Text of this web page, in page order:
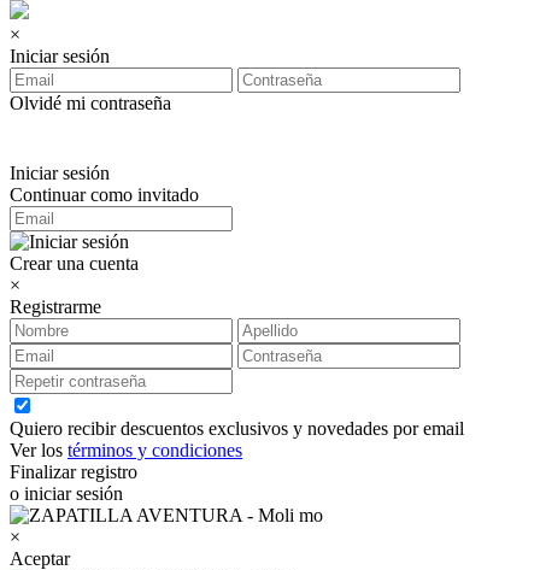
×
Iniciar sesión
Olvidé mi contraseña
Iniciar sesión
Continuar como invitado
Crear una cuenta
×
Registrarme
Quiero recibir descuentos exclusivos y novedades por email
Ver los términos y condiciones
Finalizar registro
o iniciar sesión
×
Aceptar